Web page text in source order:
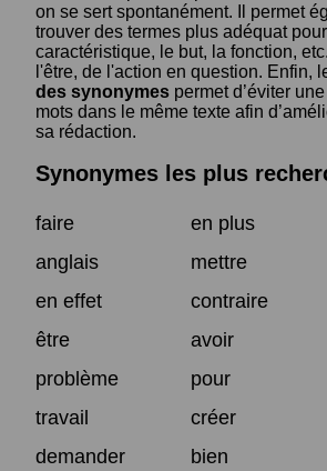
on se sert spontanément. Il permet
trouver des termes plus adéquat
caractéristique, le but, la fonction,
l'être, de l'action en question. Enfin,
des synonymes permet d’éviter
mots dans le même texte afin
sa rédaction.
Synonymes les plus
faire
en plus
anglais
mettre
en effet
contraire
être
avoir
problème
pour
travail
créer
demander
bien